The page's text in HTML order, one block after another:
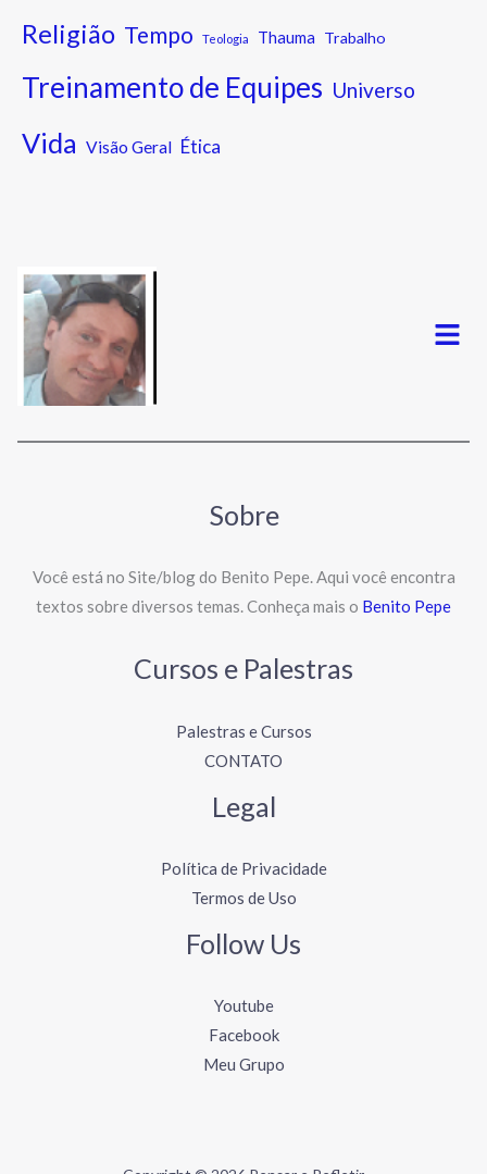
Religião Tempo Teologia Thauma Trabalho
Treinamento de Equipes Universo
Vida Visão Geral Ética
Menu
Sobre
Você está no Site/blog do Benito Pepe. Aqui você encontra
textos sobre diversos temas. Conheça mais o Benito Pepe
Cursos e Palestras
Palestras e Cursos
CONTATO
Legal
Política de Privacidade
Termos de Uso
Follow Us
Youtube
Facebook
Meu Grupo